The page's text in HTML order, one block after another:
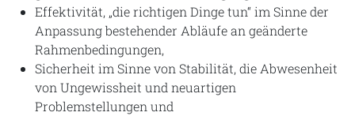
Effektivität, „die richtigen Dinge tun“ im Sinne der
Anpassung bestehender Abläufe an geänderte
Rahmenbedingungen,
Sicherheit im Sinne von Stabilität, die Abwesenheit
von Ungewissheit und neuartigen
Problemstellungen und